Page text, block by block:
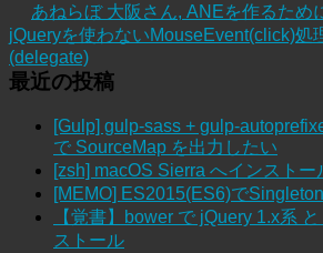
あねらぼ 大阪さん, ANEを作るため
jQueryを使わないMouseEvent(click)処
(delegate)
最近の投稿
[Gulp] gulp-sass + gulp-
で SourceMap を出力したい
[zsh] macOS Sierra へインストー
[MEMO] ES2015(ES6)で
【覚書】bower で jQuery 1.x系
ストール